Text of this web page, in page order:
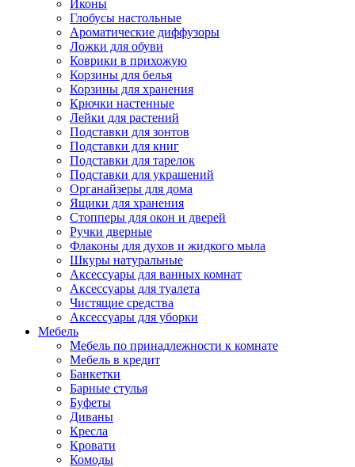
Иконы
Глобусы настольные
Ароматические диффузоры
Ложки для обуви
Коврики в прихожую
Корзины для белья
Корзины для хранения
Крючки настенные
Лейки для растений
Подставки для зонтов
Подставки для книг
Подставки для тарелок
Подставки для украшений
Органайзеры для дома
Ящики для хранения
Стопперы для окон и дверей
Ручки дверные
Флаконы для духов и жидкого мыла
Шкуры натуральные
Аксессуары для ванных комнат
Аксессуары для туалета
Чистящие средства
Аксессуары для уборки
Мебель
Мебель по принадлежности к комнате
Мебель в кредит
Банкетки
Барные стулья
Буфеты
Диваны
Кресла
Кровати
Комоды